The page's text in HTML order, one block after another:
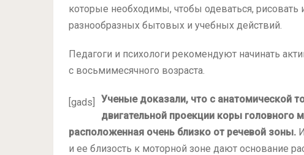
которые необходимы, чтобы одеваться,
разнообразных бытовых и учебных действий.
Педагоги и психологи рекомендуют начинать
с восьмимесячного возраста.
[gads]
Ученые доказали, что с анатомической
двигательной проекции коры головного
расположенная очень близко от речевой зоны.
и ее близость к моторной зоне дают основание